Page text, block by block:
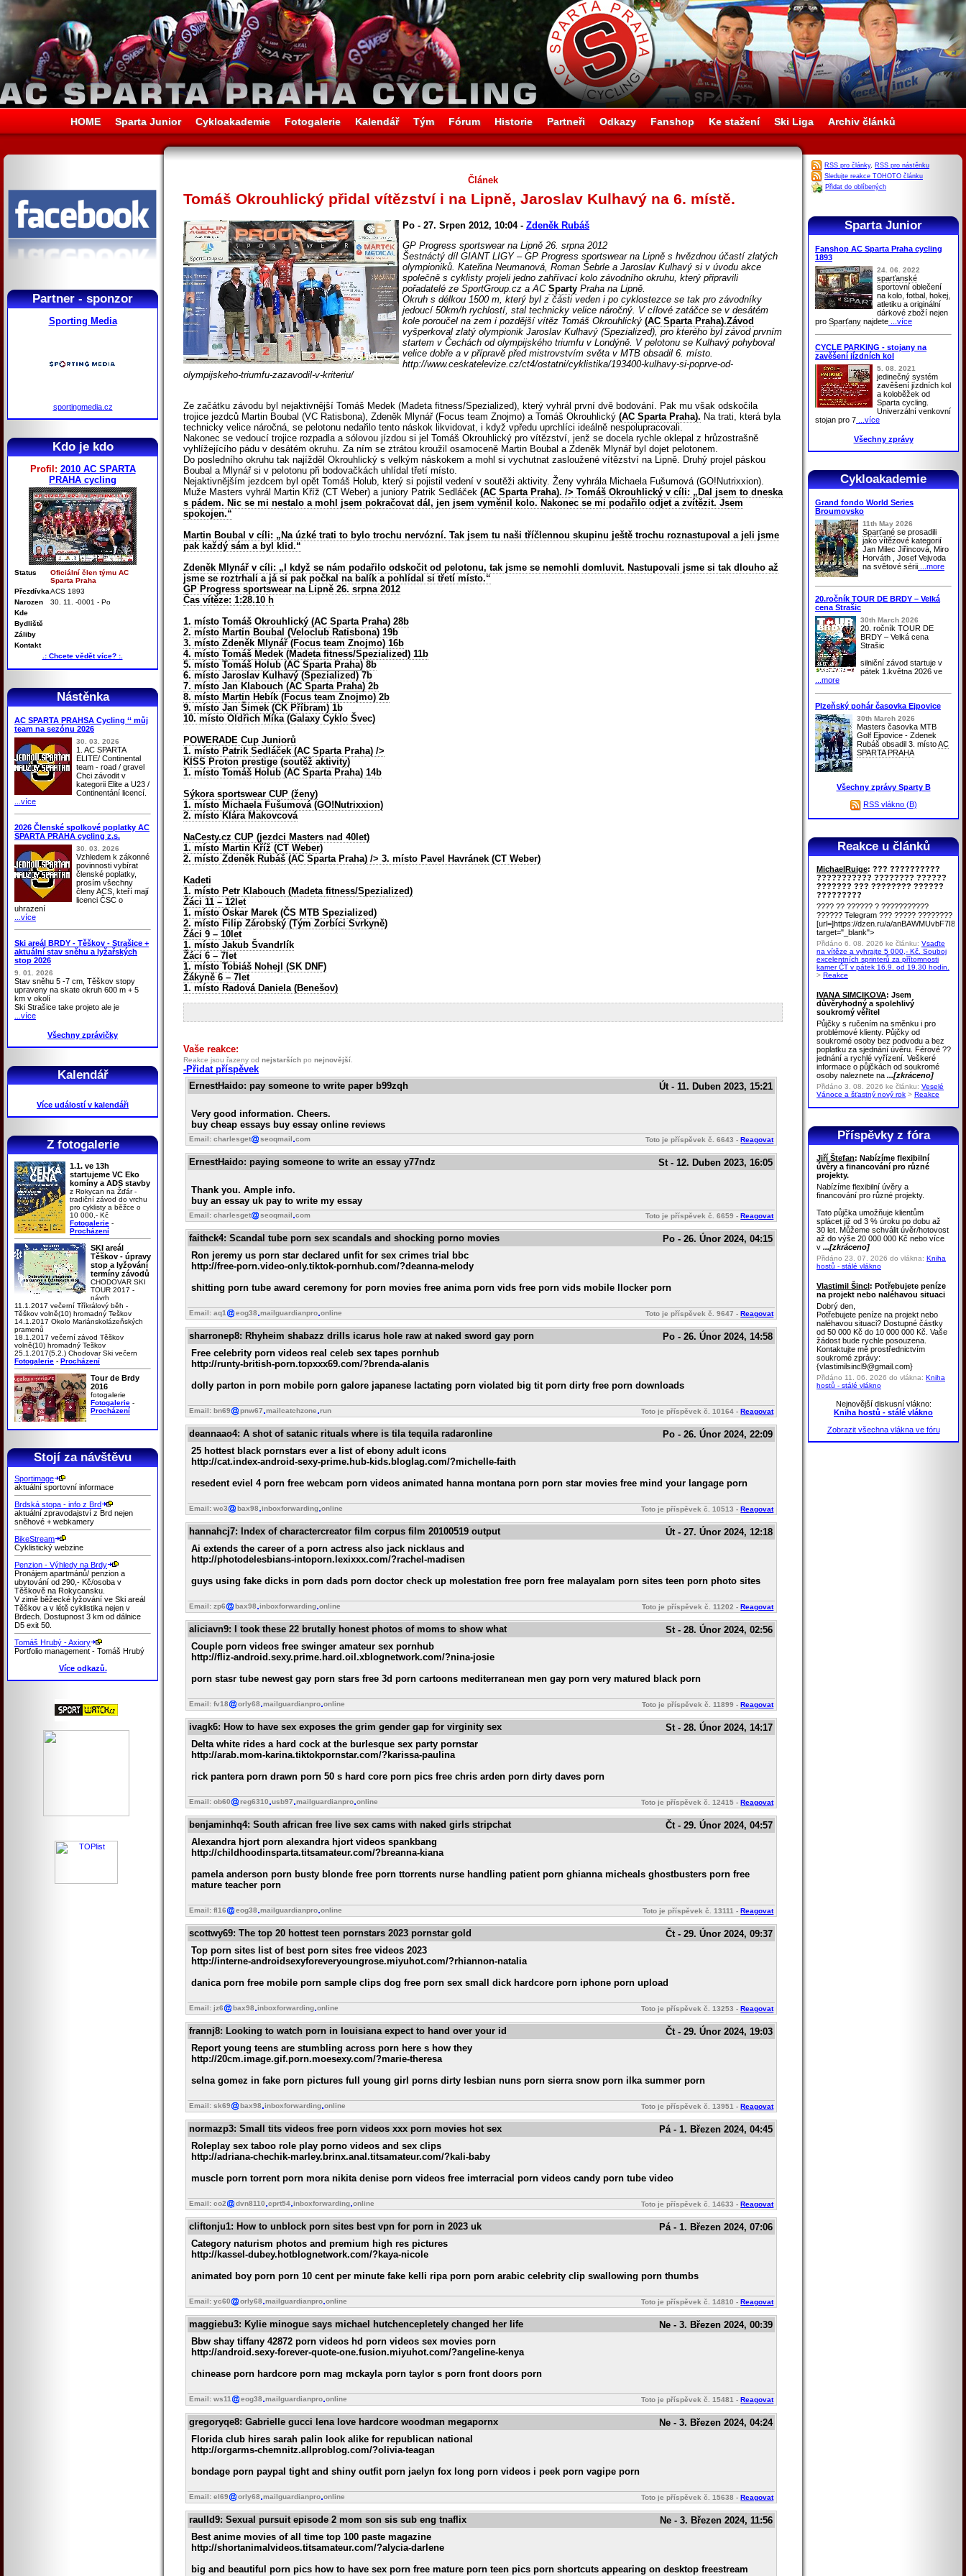
HOME Sparta Junior Cykloakademie Fotogalerie Kalendář Tým Fórum Historie Partneři Odkazy Fanshop Ke stažení Ski Liga Archiv článků
Partner - sponzor
Sporting Media
sportingmedia.cz
Kdo je kdo
Profil: 2010 AC SPARTA
PRAHA cycling
Status
Oficiální člen týmu AC
Sparta Praha
PřezdívkaACS 1893
Narozen
30. 11. -0001 - Po
Kde
Bydliště
Záliby
Kontakt
.: Chcete vědět více? :.
Nástěnka
AC SPARTA PRAHSA Cycling ‘‘ můj
team na sezónu 2026
30. 03. 2026
1. AC SPARTA
ELITE/ Continental
team - road / gravel
Chci závodit v
kategorii Elite a U23 /
Continentání licencí.
...více
2026 Členské spolkové poplatky AC
SPARTA PRAHA cycling z.s.
30. 03. 2026
Vzhledem k zákonné
povinnosti vybírat
členské poplatky,
prosím všechny
členy ACS, kteří mají
licenci ČSC o
uhrazení
...více
Ski areál BRDY - Těškov - Strašice +
aktuální stav sněhu a lyžařských
stop 2026
9. 01. 2026
Stav sněhu 5 -7 cm, Těškov stopy
upraveny na skate okruh 600 m + 5
km v okolí
Ski Strašice take projeto ale je
...více
Všechny zprávičky
Kalendář
Více událostí v kalendáři
Z fotogalerie
1.1. ve 13h
startujeme VC Eko
komíny a ADS stavby
z Rokycan na Žďár -
tradiční závod do vrchu
pro cyklisty a běžce o
10 000,- Kč
Fotogalerie -
Procházení
SKI areál
Těškov - úpravy
stop a lyžování
termíny závodů
CHODOVAR SKI
TOUR 2017 -
návrh
11.1.2017 večerní Tříkrálový běh -
Těškov volně(10) hromadný Teškov
14.1.2017 Okolo Mariánskolázeňských
pramenů
18.1.2017 večerní závod Těškov
volně(10) hromadný Teškov
25.1.2017(5.2.) Chodovar Ski večern
Fotogalerie - Procházení
Tour de Brdy
2016
fotogalerie
Fotogalerie -
Procházení
Stojí za návštěvu
Sportimage
aktuální sportovní informace
Brdská stopa - info z Brd
aktuální zpravodajství z Brd nejen
sněhové + webkamery
BikeStream
Cyklistický webzine
Penzion - Výhledy na Brdy
Pronájem apartmánů/ penzion a
ubytování od 290,- Kč/osoba v
Těškově na Rokycansku.
V zimě běžecké lyžování ve Ski areál
Těškov a v létě cyklistika nejen v
Brdech. Dostupnost 3 km od dálnice
D5 exit 50.
Tomáš Hrubý - Axiory
Portfolio management - Tomáš Hrubý
Více odkazů.
Článek
Tomáš Okrouhlický přidal vítězství i na Lipně, Jaroslav Kulhavý na 6. místě.
Po - 27. Srpen 2012, 10:04 - Zdeněk Rubáš
GP Progress sportswear na Lipně 26. srpna 2012
Šestnáctý díl GIANT LIGY – GP Progress sportswear na Lipně s hvězdnou účastí zlatých
olympioniků. Kateřina Neumanová, Roman Šebrle a Jaroslav Kulhavý si v úvodu akce
společně s cyklisty projeli jedno zahřívací kolo závodního okruhu, který připravili
pořadatelé ze SportGroup.cz a AC Sparty Praha na Lipně.
Okruh s délkou 1500 m, který byl z části veden i po cyklostezce se tak pro závodníky
jedoucí 50km/h rychlostí, stal technicky velice náročný. V cílové zatáčce se v desátém
kole poroučel na zem i pozdější vítěz Tomáš Okrouhlický (AC Sparta Praha).Závod
vyšperkoval zlatý olympionik Jaroslav Kulhavý (Spezialized), pro kterého byl závod prvním
startem v Čechách od olympijského triumfu v Londýně. V pelotonu se Kulhavý pohyboval
velice dobře a v přípravě před mistrovstvím světa v MTB obsadil 6. místo.
http://www.ceskatelevize.cz/ct4/ostatni/cyklistika/193400-kulhavy-si-poprve-od-
olympijskeho-triumfu-zazavodil-v-kriteriu/
Ze začátku závodu byl nejaktivnější Tomáš Medek (Madeta fitness/Spezialized), který vyhrál první dvě bodování. Pak mu však odskočila
trojice jezdců Martin Boubal (VC Ratisbona), Zdeněk Mlynář (Focus team Znojmo) a Tomáš Okrouhlický (AC Sparta Praha). Na trati, která byla
technicky velice náročná, se pelotonu nedařilo tento náskok likvidovat, i když vpředu uprchlíci ideálně nespolupracovali.
Nakonec se vedoucí trojice rozpadla a sólovou jízdou si jel Tomáš Okrouhlický pro vítězství, jenž se docela rychle oklepal z hrůzostrašně
vyhlížejícího pádu v desátém okruhu. Za ním se ztrátou kroužil osamoceně Martin Boubal a Zdeněk Mlynář byl dojet pelotonem.
Do posledního okruhu tak najížděl Okrouhlický s velkým náskokem a mohl si vychutnat zasloužené vítězství na Lipně. Druhý projel páskou
Boubal a Mlynář si v pelotonu při bodovačkách uhlídal třetí místo.
Nejaktivnějším jezdcem byl opět Tomáš Holub, který si pojistil vedení v soutěži aktivity. Ženy vyhrála Michaela Fušumová (GO!Nutrixxion).
Muže Masters vyhrál Martin Kříž (CT Weber) a juniory Patrik Sedláček (AC Sparta Praha). /> Tomáš Okrouhlický v cíli: „Dal jsem to dneska
s pádem. Nic se mi nestalo a mohl jsem pokračovat dál, jen jsem vyměnil kolo. Nakonec se mi podařilo odjet a zvítězit. Jsem
spokojen.“
Martin Boubal v cíli: „Na úzké trati to bylo trochu nervózní. Tak jsem tu naši tříčlennou skupinu ještě trochu roznastupoval a jeli jsme
pak každý sám a byl klid.“
Zdeněk Mlynář v cíli: „I když se nám podařilo odskočit od pelotonu, tak jsme se nemohli domluvit. Nastupovali jsme si tak dlouho až
jsme se roztrhali a já si pak počkal na balík a pohlídal si třetí místo.“
GP Progress sportswear na Lipně 26. srpna 2012
Čas vítěze: 1:28.10 h
1. místo Tomáš Okrouhlický (AC Sparta Praha) 28b
2. místo Martin Boubal (Veloclub Ratisbona) 19b
3. místo Zdeněk Mlynář (Focus team Znojmo) 16b
4. místo Tomáš Medek (Madeta fitness/Spezialized) 11b
5. místo Tomáš Holub (AC Sparta Praha) 8b
6. místo Jaroslav Kulhavý (Spezialized) 7b
7. místo Jan Klabouch (AC Sparta Praha) 2b
8. místo Martin Hebík (Focus team Znojmo) 2b
9. místo Jan Šimek (CK Příbram) 1b
10. místo Oldřich Míka (Galaxy Cyklo Švec)
POWERADE Cup Juniorů
1. místo Patrik Sedláček (AC Sparta Praha) />
KISS Proton prestige (soutěž aktivity)
1. místo Tomáš Holub (AC Sparta Praha) 14b
Sýkora sportswear CUP (ženy)
1. místo Michaela Fušumová (GO!Nutrixxion)
2. místo Klára Makovcová
NaCesty.cz CUP (jezdci Masters nad 40let)
1. místo Martin Kříž (CT Weber)
2. místo Zdeněk Rubáš (AC Sparta Praha) /> 3. místo Pavel Havránek (CT Weber)
Kadeti
1. místo Petr Klabouch (Madeta fitness/Spezialized)
Žáci 11 – 12let
1. místo Oskar Marek (ČS MTB Spezialized)
2. místo Filip Zárobský (Tým Zorbíci Svrkyně)
Žáci 9 – 10let
1. místo Jakub Švandrlík
Žáci 6 – 7let
1. místo Tobiáš Nohejl (SK DNF)
Žákyně 6 – 7let
1. místo Radová Daniela (Benešov)
Vaše reakce:
Reakce jsou řazeny od nejstarších po nejnovější.
-Přidat příspěvek
ErnestHaido: pay someone to write paper b99zqh Út - 11. Duben 2023, 15:21
Very good information. Cheers.
buy cheap essays buy essay online reviews
Email: charlesget seoqmail com Toto je příspěvek č.6643 - Reagovat
ErnestHaido: paying someone to write an essay y77ndz St - 12. Duben 2023, 16:05
Thank you. Ample info.
buy an essay uk pay to write my essay
Email: charlesget seoqmail com Toto je příspěvek č.6659 - Reagovat
faithck4: Scandal tube porn sex scandals and shocking porno movies
Po - 26. Únor 2024, 04:15
Ron jeremy us porn star declared unfit for sex crimes trial bbc
http://free-porn.video-only.tiktok-pornhub.com/?deanna-melody
shitting porn tube award ceremony for porn movies free anima porn vids free porn vids mobile llocker porn
Email: aq1 eog38 mailguardianpro online Toto je příspěvek č.9647 - Reagovat
sharronep8: Rhyheim shabazz drills icarus hole raw at naked sword gay porn
Po - 26. Únor 2024, 14:58
Free celebrity porn videos real celeb sex tapes pornhub
http://runty-british-porn.topxxx69.com/?brenda-alanis
dolly parton in porn mobile porn galore japanese lactating porn violated big tit porn dirty free porn downloads
Email: bn69 pnw67 mailcatchzone run Toto je příspěvek č.10164 - Reagovat
deannaao4: A shot of satanic rituals where is tila tequila radaronline
Po - 26. Únor 2024, 22:09
25 hottest black pornstars ever a list of ebony adult icons
http://cat.index-android-sexy-prime.hub-kids.bloglag.com/?michelle-faith
resedent eviel 4 porn free webcam porn videos animated hanna montana porn porn star movies free mind your langage porn
Email: wc3 bax98 inboxforwarding online Toto je příspěvek č.10513 - Reagovat
hannahcj7: Index of charactercreator film corpus film 20100519 output
Út - 27. Únor 2024, 12:18
Ai extends the career of a porn actress also jack nicklaus and
http://photodelesbians-intoporn.lexixxx.com/?rachel-madisen
guys using fake dicks in porn dads porn doctor check up molestation free porn free malayalam porn sites teen porn photo sites
Email: zp6 bax98 inboxforwarding online Toto je příspěvek č.11202 - Reagovat
aliciavn9: I took these 22 brutally honest photos of moms to show what
St - 28. Únor 2024, 02:56
Couple porn videos free swinger amateur sex pornhub
http://fliz-android.sexy.prime.hard.oil.xblognetwork.com/?nina-josie
porn stasr tube newest gay porn stars free 3d porn cartoons mediterranean men gay porn very matured black porn
Email: fv18 orly68 mailguardianpro online Toto je příspěvek č.11899 - Reagovat
ivagk6: How to have sex exposes the grim gender gap for virginity sex
St - 28. Únor 2024, 14:17
Delta white rides a hard cock at the burlesque sex party pornstar
http://arab.mom-karina.tiktokpornstar.com/?karissa-paulina
rick pantera porn drawn porn 50 s hard core porn pics free chris arden porn dirty daves porn
Email: ob60 reg6310 usb97 mailguardianpro online Toto je příspěvek č.12415 - Reagovat
benjaminhq4: South african free live sex cams with naked girls stripchat
Čt - 29. Únor 2024, 04:57
Alexandra hjort porn alexandra hjort videos spankbang
http://childhoodinsparta.titsamateur.com/?breanna-kiana
pamela anderson porn busty blonde free porn ttorrents nurse handling patient porn ghianna micheals ghostbusters porn free
mature teacher porn
Email: fl16 eog38 mailguardianpro online Toto je příspěvek č.13111 - Reagovat
scottwy69: The top 20 hottest teen pornstars 2023 pornstar gold
Čt - 29. Únor 2024, 09:37
Top porn sites list of best porn sites free videos 2023
http://interne-androidsexyforeveryoungrose.miyuhot.com/?rhiannon-natalia
danica porn free mobile porn sample clips dog free porn sex small dick hardcore porn iphone porn upload
Email: jz6 bax98 inboxforwarding online Toto je příspěvek č.13253 - Reagovat
frannj8: Looking to watch porn in louisiana expect to hand over your id
Čt - 29. Únor 2024, 19:03
Report young teens are stumbling across porn here s how they
http://20cm.image.gif.porn.moesexy.com/?marie-theresa
selna gomez in fake porn pictures full young girl porns dirty lesbian nuns porn sierra snow porn ilka summer porn
Email: sk69 bax98 inboxforwarding online Toto je příspěvek č.13951 - Reagovat
normazp3: Small tits videos free porn videos xxx porn movies hot sex
Pá - 1. Březen 2024, 04:45
Roleplay sex taboo role play porno videos and sex clips
http://adriana-chechik-marley.brinx.anal.titsamateur.com/?kali-baby
muscle porn torrent porn mora nikita denise porn videos free imterracial porn videos candy porn tube video
Email: co2 dvn8110 cprt54 inboxforwarding online Toto je příspěvek č.14633 - Reagovat
cliftonju1: How to unblock porn sites best vpn for porn in 2023 uk
Pá - 1. Březen 2024, 07:06
Category naturism photos and premium high res pictures
http://kassel-dubey.hotblognetwork.com/?kaya-nicole
animated boy porn porn 10 cent per minute fake kelli ripa porn porn arabic celebrity clip swallowing porn thumbs
Email: yc60 orly68 mailguardianpro online Toto je příspěvek č.14810 - Reagovat
maggiebu3: Kylie minogue says michael hutchencepletely changed her life
Ne - 3. Březen 2024, 00:39
Bbw shay tiffany 42872 porn videos hd porn videos sex movies porn
http://android.sexy-forever-quote-one.fusion.miyuhot.com/?angeline-kenya
chinease porn hardcore porn mag mckayla porn taylor s porn front doors porn
Email: ws11 eog38 mailguardianpro online Toto je příspěvek č.15481 - Reagovat
gregoryqe8: Gabrielle gucci lena love hardcore woodman megapornx
Ne - 3. Březen 2024, 04:24
Florida club hires sarah palin look alike for republican national
http://orgarms-chemnitz.allproblog.com/?olivia-teagan
bondage porn paypal tight and shiny outfit porn jaelyn fox long porn videos i peek porn vagipe porn
Email: el69 orly68 mailguardianpro online Toto je příspěvek č.15638 - Reagovat
raulld9: Sexual pursuit episode 2 mom son sis sub eng tnaflix
Ne - 3. Březen 2024, 11:56
Best anime movies of all time top 100 paste magazine
http://shortanimalvideos.titsamateur.com/?alycia-darlene
big and beautiful porn pics how to have sex porn free mature porn teen pics porn shortcuts appearing on desktop freestream
RSS pro články, RSS pro nástěnku
Sledujte reakce TOHOTO článku
Přidat do oblíbených
Sparta Junior
Fanshop AC Sparta Praha cycling
1893
24. 06. 2022
sparťanské
sportovní oblečení
na kolo, fotbal, hokej,
atletiku a originální
dárkové zboží nejen
pro Sparťany najdete ...více
CYCLE PARKING - stojany na
zavěšení jízdních kol
5. 08. 2021
jedinečný systém
zavěšení jízdních kol
a koloběžek od
Sparta cycling.
Univerzální venkovní
stojan pro 7 ...více
Všechny zprávy
Cykloakademie
Grand fondo World Series
Broumovsko
11th May 2026
Sparťané se prosadili
jako vítězové kategorií
Jan Milec Jiřincová, Miro
Horváth , Josef Vejvoda
na světové sérii ...more
20.ročník TOUR DE BRDY – Velká
cena Strašic
30th March 2026
20. ročník TOUR DE
BRDY – Velká cena
Strašic
silniční závod startuje v
pátek 1.května 2026 ve
...more
Plzeňský pohár časovka Ejpovice
30th March 2026
Masters časovka MTB
Golf Ejpovice - Zdenek
Rubáš obsadil 3. místoAC
SPARTA PRAHA
Všechny zprávy Sparty B
RSS vlákno (B)
Reakce u článků
MichaelRuige: ??? ??????????
??????????? ???????? ??????
??????? ??? ???????? ??????
?????????
???? ?? ?????? ? ???????????
?????? Telegram ??? ????? ????????
[url=]https://dzen.ru/a/
target="_blank">
Přidáno 6. 08. 2026 ke článku: Vsaďte
na vítěze a vyhrajte 5 000,- Kč. Souboj
excelentních sprinterů za přítomnosti
kamer ČT v pátek 16.9. od 19.30 hodin.
> Reakce
IVANA SIMCIKOVA: Jsem
důvěryhodný a spolehlivý
soukromý věřitel
Půjčky s ručením na směnku i pro
problémové klienty. Půjčky od
soukromé osoby bez podvodu a bez
poplatku za sjednání úvěru. Férové ??
jednání a rychlé vyřízení. Veškeré
informace o půjčkách od soukromé
osoby naleznete na ...[zkráceno]
Přidáno 3. 08. 2026 ke článku: Veselé
Vánoce a šťastný nový rok > Reakce
Příspěvky z fóra
Jiří Štefan: Nabízíme flexibilní
úvěry a financování pro různé
projekty.
Nabízíme flexibilní úvěry a
financování pro různé projekty.
Tato půjčka umožňuje klientům
splácet již od 3 % úroku po dobu až
30 let. Můžeme schválit úvěr/hotovost
až do výše 20 000 000 Kč nebo více
v ...[zkráceno]
Přidáno 23. 07. 2026 do vlákna: Kniha
hostů - stálé vlákno
Vlastimil Šincl: Potřebujete peníze
na projekt nebo naléhavou situaci
Dobrý den,
Potřebujete peníze na projekt nebo
naléhavou situaci? Dostupné částky
od 50 000 Kč do 10 000 000 Kč. Vaše
žádost bude rychle posouzena.
Kontaktujte mě prostřednictvím
soukromé zprávy:
{vlastimilsincl9@gmail.com}
Přidáno 11. 06. 2026 do vlákna: Kniha
hostů - stálé vlákno
Nejnovější diskusní vlákno:
Kniha hostů - stálé vlákno
Zobrazit všechna vlákna ve fóru